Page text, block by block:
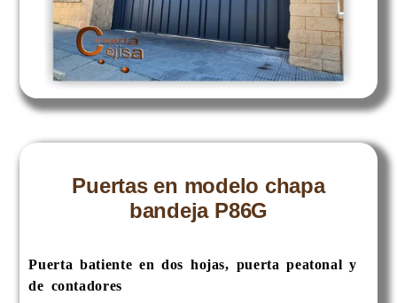
Puertas en modelo chapa
bandeja P86G
Puerta batiente en dos hojas, puerta peatonal y
de contadores